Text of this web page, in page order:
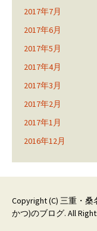
2017年7月
2017年6月
2017年5月
2017年4月
2017年3月
2017年2月
2017年1月
2016年12月
Copyright (C) 三重・桑
かつ)のブログ. All